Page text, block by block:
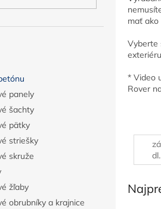
panely
šachty
pätky
striešky
skruže
žľaby
obrubníky a krajnice
mať ako
Vyberte
* Video
Rover
6